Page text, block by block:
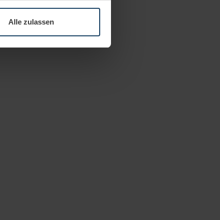
anbieten zu können
Verwendung unserer
Alle zulassen